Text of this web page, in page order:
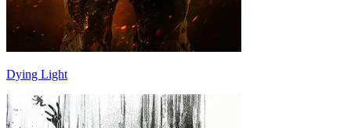
Dying Light